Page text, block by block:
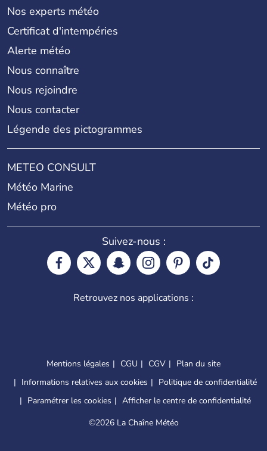
Nos experts météo
Certificat d'intempéries
Alerte météo
Nous connaître
Nous rejoindre
Nous contacter
Légende des pictogrammes
METEO CONSULT
Météo Marine
Météo pro
Suivez-nous :
Retrouvez nos applications :
Mentions légales CGU CGV
Plan du site
Informations relatives aux cookies
Politique de confidentialité
Paramétrer les cookies
Afficher le centre de confidentialité
©2026 La Chaîne Météo